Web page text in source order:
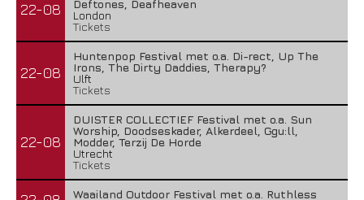
22-08
Deftones, Deafheaven
London
Tickets
22-08
Huntenpop Festival met o.a. Di-rect, Up The
Irons, The Dirty Daddies, Therapy?
Ulft
Tickets
22-08
DUISTER COLLECTIEF Festival met o.a. Sun
Worship, Doodseskader, Alkerdeel, Ggu:ll,
Modder, Terzij De Horde
Utrecht
Tickets
Waailand Outdoor Festival met o.a. Ruthless